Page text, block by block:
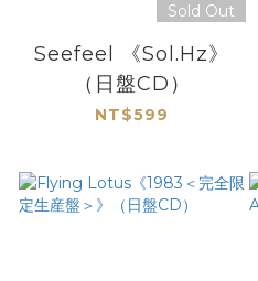
Sold Out
Seefeel 《Sol.Hz》
（日盤CD）
NT$599